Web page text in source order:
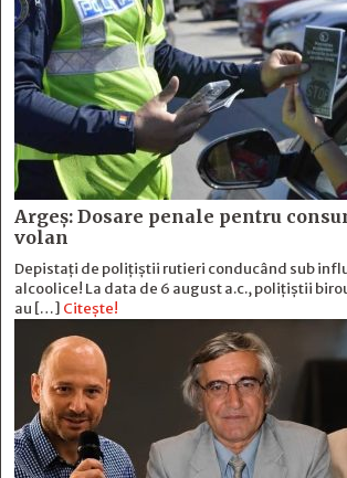
Argeș: Dosare penale pentru
volan
Depistați de polițiștii rutieri conducând sub
alcoolice! La data de 6 august a.c., polițiștii
au […] Citește!